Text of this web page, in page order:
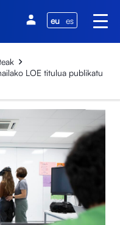
eu es
LOE titulua publikatu